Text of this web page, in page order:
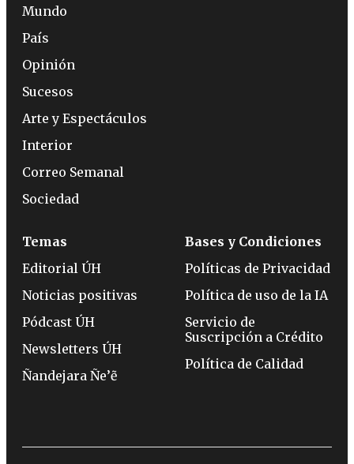
Mundo
País
Opinión
Sucesos
Arte y Espectáculos
Interior
Correo Semanal
Sociedad
Temas
Editorial ÚH
Noticias positivas
Pódcast ÚH
Newsletters ÚH
Ñandejara Ñe’ẽ
Bases y Condiciones
Políticas de Privacidad
Política de uso de la IA
Servicio de
Suscripción a Crédito
Política de Calidad